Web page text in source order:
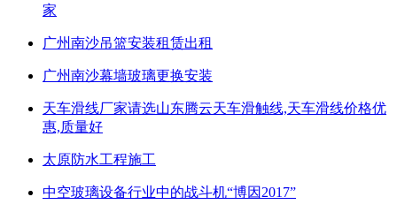
家
广州南沙吊篮安装租赁出租
广州南沙幕墙玻璃更换安装
天车滑线厂家请选山东腾云天车滑触线,天车滑线价格优
惠,质量好
太原防水工程施工
中空玻璃设备行业中的战斗机“博因2017”